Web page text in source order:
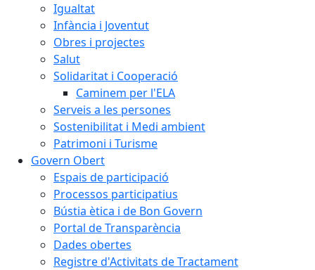
Igualtat
Infància i Joventut
Obres i projectes
Salut
Solidaritat i Cooperació
Caminem per l'ELA
Serveis a les persones
Sostenibilitat i Medi ambient
Patrimoni i Turisme
Govern Obert
Espais de participació
Processos participatius
Bústia ètica i de Bon Govern
Portal de Transparència
Dades obertes
Registre d'Activitats de Tractament